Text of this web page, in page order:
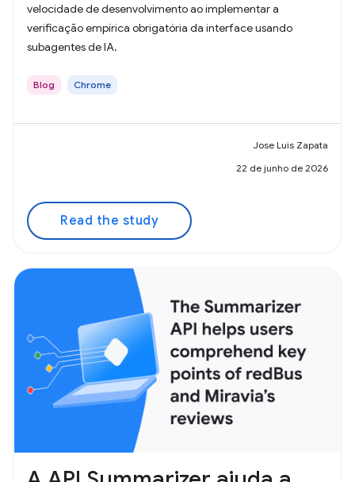
velocidade de desenvolvimento ao implementar a
verificação empírica obrigatória da interface usando
subagentes de IA.
Blog Chrome
Jose Luis Zapata
22 de junho de 2026
Read the study